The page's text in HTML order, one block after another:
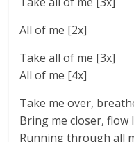
All of me [2x]
Take all of me [3x]
All of me [4x]
Take me over,
Bring me closer, flow
Running through all